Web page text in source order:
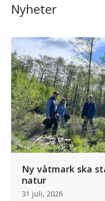
Nyheter
Use
the
left
and
right
arrow
keys
to
access
the
carousel
navigation
buttons
Ny våtmark ska
natur
31 juli, 2026